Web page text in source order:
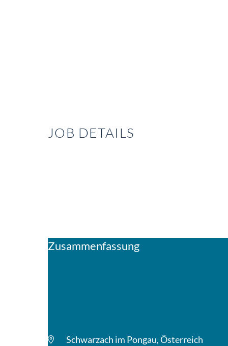
JOB DETAILS
Zusammenfassung
Schwarzach im Pongau, Österreich